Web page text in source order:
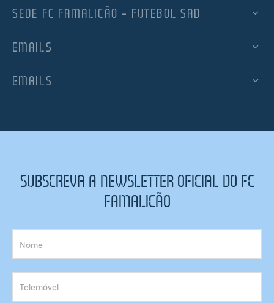
SEDE FC FAMALICÃO – FUTEBOL SAD
EMAILS
EMAILS
SUBSCREVA A NEWSLETTER OFICIAL DO FC
FAMALICÃO
Subscrição
Newsletter